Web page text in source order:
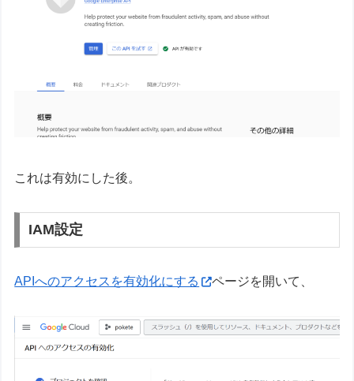
これは有効にした後。
IAM設定
APIへのアクセスを有効化にする ページを開いて、